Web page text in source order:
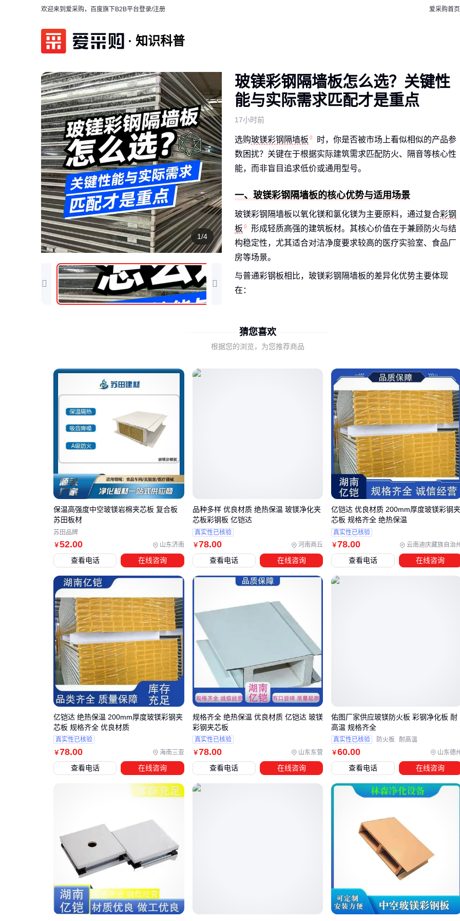
欢迎来到爱采购，百度旗下B2B平台登录/注册 爱采购首页
知识科普
1/4
玻镁彩钢隔墙板怎么选？关键性
能与实际需求匹配才是重点
17小时前
选购玻镁彩钢隔墙板
时，你是否被市场上看似相似的产品参
数困扰？关键在于根据实际建筑需求匹配防火、隔音等核心性
能，而非盲目追求低价或通用型号。
一、玻镁彩钢隔墙板的核心优势与适用场景
玻镁彩钢隔墙板以氧化镁和氯化镁为主要原料，通过复合彩钢
板
形成轻质高强的建筑板材。其核心价值在于兼顾防火与结
构稳定性，尤其适合对洁净度要求较高的医疗实验室、食品厂
房等场景。
与普通彩钢板相比，玻镁彩钢隔墙板的差异化优势主要体现
在：
中空结构设计兼顾隔音与轻量化
表面覆膜工艺提升耐腐蚀性
直接影响隔墙板的承重能力和保温效果。
二、防火与隔音性能如何影响实际选择
防火性能的差异往往体现在持续耐火时间上。对于医院手术室
玻镁净化彩钢板
这类通过严格防
火测试的型号，其镁质基材在高温下能保持结构完整性。
隔音效果则与板材内部结构密切相关：
中空玻镁板通过空气层阻隔声波传递
岩棉芯材能进一步吸收中低频噪音
板材接缝处的密封处理同样影响实际隔音量
实际选购时，应先明确场所的噪音源特性（如机械设备高频噪
音或人员交谈声），再针对性选择芯材类型和厚度。
三、根据实际需求选择玻镁彩钢隔墙板的类型
选择玻镁彩钢隔墙板时，首先要明确使用场景的核心需求。不
同场景对防火、隔音、承重等性能的要求差异明显，盲目选择
通用型号可能导致后续使用效果不佳。
对于需要高防火等级的场景，如电力设施或化工车间，建议
优先选择A级阻燃玻镁防火板
出。
普通办公隔断或学校教室等对隔音要求较高的场所，可考虑
中空结构的玻镁板，其内部空腔能有效吸收声波。
当预算有限或对重量敏感时，石膏板
等轻质替代材料可以作
为次要选项。但需注意其防火性能和承重能力相对较弱，更适
合临时隔断或低风险区域。若环境潮湿，还需搭配 防潮石膏板
定制化需求是另一关键考量。玻镁彩钢隔墙板支持灵活加工，
无特殊要求，直接选择标准尺寸的现货更能平衡效率和成本。
选型完成后，还需提前规划配套的龙骨、密封胶等辅材，确保
安装效果和长期稳定性。不同结构的隔墙对辅材的要求也有差
四、玻镁彩钢隔墙板安装需要哪些配套配件？
猜您喜欢
根据您的浏览，为您推荐商品
￥52.00 山东济南
保温高强度中空玻镁岩棉夹芯板 复合板
苏田板材
苏田品牌
查看电话 在线咨询
￥78.00 河南商丘
品种多样 优良材质 绝热保温 玻镁净化夹
芯板彩钢板 亿铠达
真实性已核验
查看电话 在线咨询
￥78.00 云南迪庆藏族自治
亿铠达 优良材质 200mm厚度玻镁彩钢夹
芯板 规格齐全 绝热保温
真实性已核验
查看电话 在线咨询
￥78.00 海南三亚
亿铠达 绝热保温 200mm厚度玻镁彩钢夹
芯板 规格齐全 优良材质
真实性已核验
查看电话 在线咨询
￥78.00 山东东营
规格齐全 绝热保温 优良材质 亿铠达 玻镁
彩钢夹芯板
真实性已核验
查看电话 在线咨询
￥60.00 山东德
佑图厂家供应玻镁防火板 彩钢净化板 耐
高温 规格齐全
真实性已核验 防火板 耐高温
查看电话 在线咨询